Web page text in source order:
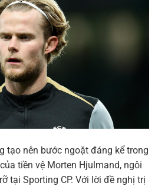
tạo nên bước ngoặt đáng kể trong
tiền vệ Morten Hjulmand, ngôi
tại Sporting CP. Với lời đề nghị trị